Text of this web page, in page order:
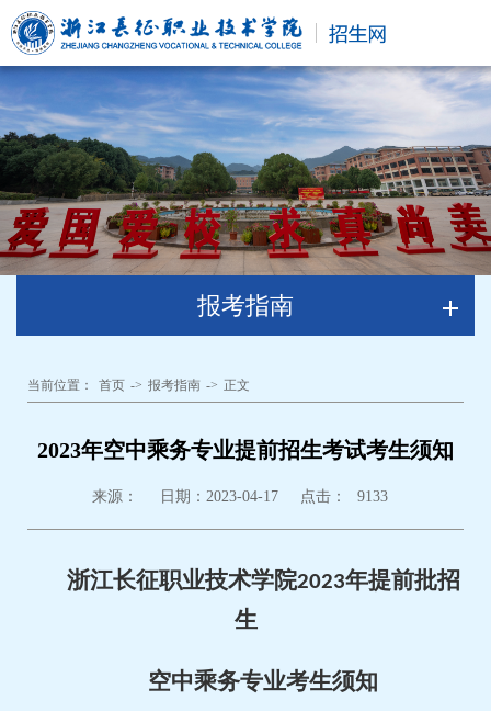
报考指南
当前位置： 首页 -> 报考指南 -> 正文
2023年空中乘务专业提前招生考试考生须知
来源： 日期：2023-04-17 点击： 9133
浙江长征职业技术学院2023年提前批招
生
空中乘务专业考生须知